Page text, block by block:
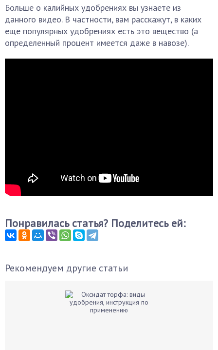
Больше о калийных удобрениях вы узнаете из
данного видео. В частности, вам расскажут, в каких
еще популярных удобрениях есть это вещество (а
определенный процент имеется даже в навозе).
Понравилась статья? Поделитесь ей:
Рекомендуем другие статьи